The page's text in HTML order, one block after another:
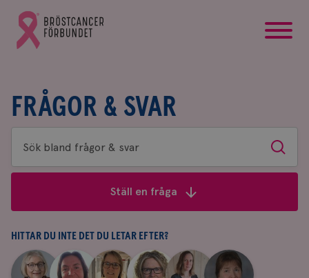
Gå
till
Bröstcancerförbundets
FRÅGOR & SVAR
Sök
bland
&
svar
Sök
Ställ en fråga
HITTAR DU INTE DET DU LETAR EFTER?
Aina
|
Anne
Fredrika
|
Jeanette
|
Maria
|
Yvette